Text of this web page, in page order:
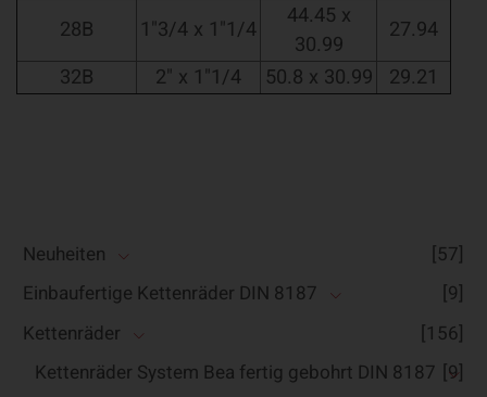
28B
1"3/4 x 1"1/4
44.45 x
30.99
27.94
32B
2" x 1"1/4 50.8 x 30.99 29.21
Neuheiten
[57]
Einbaufertige Kettenräder DIN 8187
[9]
Kettenräder
[156]
Kettenräder System Bea fertig gebohrt DIN 8187 [9]